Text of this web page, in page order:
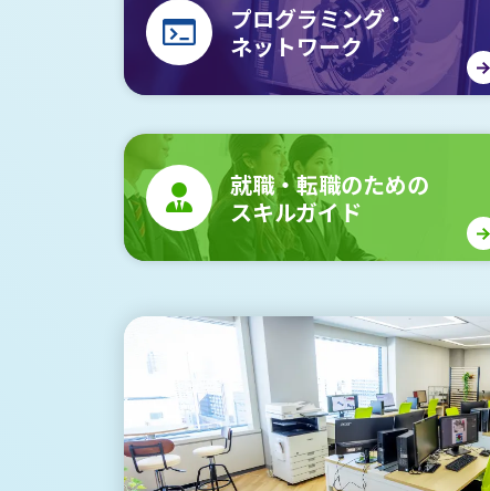
プログラミング・
ネットワーク
就職・転職のための
スキルガイド